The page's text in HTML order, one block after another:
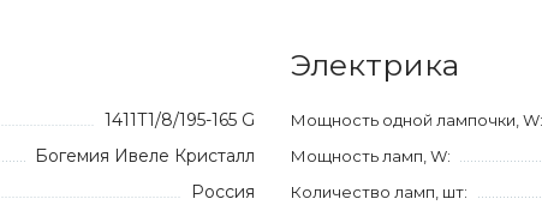
1411T1/8/195-165 G
Богемия Ивеле Кристалл
Россия
Электрика
Мощность одной лампочки, W:
Мощность ламп, W:
Количество ламп, шт: